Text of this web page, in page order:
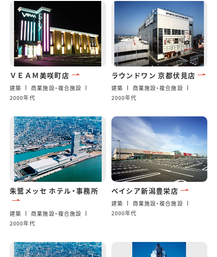
ＶＥＡＭ美咲町店
建築
商業施設・複合施設
2000年代
ラウンドワン 京都伏見店
建築
商業施設・複合施設
2000年代
朱鷺メッセ ホテル・事務所
建築
商業施設・複合施設
2000年代
ベイシア新潟豊栄店
建築
商業施設・複合施設
2000年代